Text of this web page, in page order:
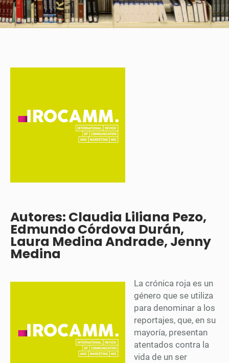
Autores: Claudia Liliana Pezo,
Edmundo Córdova Durán,
Laura Medina Andrade, Jenny
Medina
La crónica roja es un
género que se utiliza
para denominar a los
reportajes, que, en su
mayoría, presentan
atentados contra la
vida de un ser